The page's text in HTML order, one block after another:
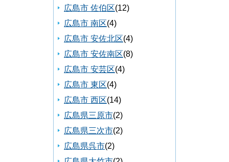
広島市 佐伯区(12)
広島市 南区(4)
広島市 安佐北区(4)
広島市 安佐南区(8)
広島市 安芸区(4)
広島市 東区(4)
広島市 西区(14)
広島県三原市(2)
広島県三次市(2)
広島県呉市(2)